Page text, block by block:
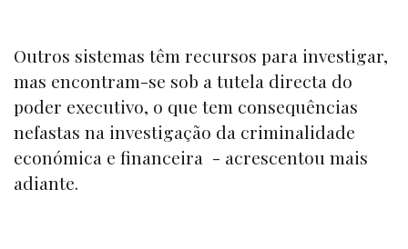
Outros sistemas têm recursos para investigar,
mas encontram-se sob a tutela directa do
poder executivo, o que tem consequências
nefastas na investigação da criminalidade
económica e financeira - acrescentou mais
adiante.